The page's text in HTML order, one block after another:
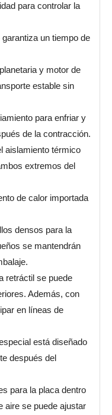
para controlar la
un tiempo de
y motor de
estable sin
para enfriar y
de la contracción.
aislamiento térmico
extremos del
de calor importada
densos para la
se mantendrán
retráctil se puede
Además, con
en líneas de
está diseñado
después del
para la placa dentro
aire se puede ajustar